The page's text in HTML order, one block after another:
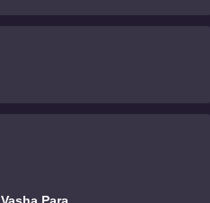
Vasha Para